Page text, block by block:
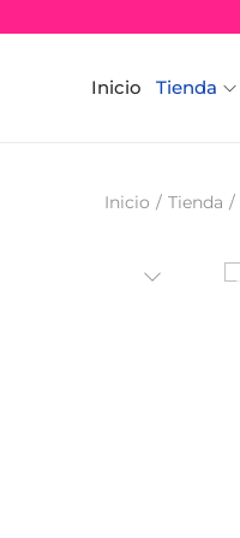
Inicio Tienda
Inicio / Tienda /